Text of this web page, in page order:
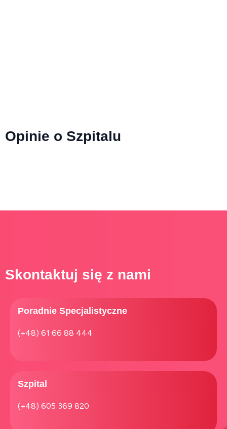
Opinie o Szpitalu
Skontaktuj się z nami
Poradnie Specjalistyczne
(+48) 61 66 88 444
Szpital​
(+48) 605 369 820